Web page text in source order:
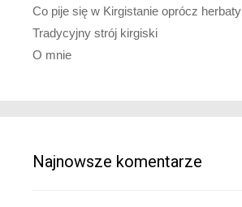
Co pije się w Kirgistanie oprócz herbaty
Tradycyjny strój kirgiski
O mnie
Najnowsze komentarze